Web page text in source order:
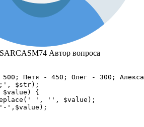
Автор вопроса
Петя - 450; Олег - 300;
$str);
$value) {
', '', $value);
',$value);